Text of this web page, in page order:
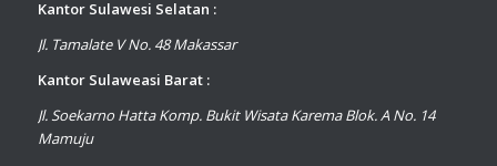
Kantor Sulawesi Selatan :
Jl. Tamalate V No. 48 Makassar
Kantor Sulaweasi Barat :
Jl. Soekarno Hatta Komp. Bukit Wisata Karema Blok. A No. 14
Mamuju